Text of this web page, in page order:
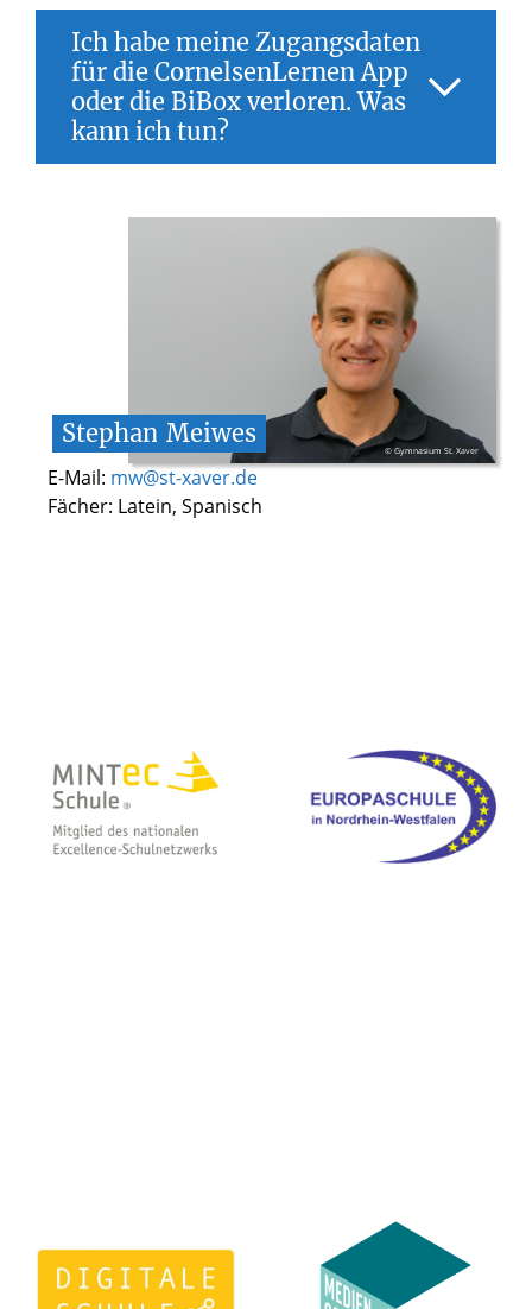
Überprüfe zunächst, ob du dich mit
den von der Schule erhaltenen
Zugangsdaten eingeloggt hast und
nicht z.B. mit deiner privaten
Logge dich sowohl in der App als auch
im Internetbrowser des jeweiligen
Verlags ein und schau, ob die
gesuchten eBooks dort vorhanden
Starte dein iPad neu und versuche
Schritt 2 und 3 erneut.
Hilft das nicht, wende dich bitte an
Herrn Meiwes.
Ich habe meine Zugangsdaten
für die CornelsenLernen App
oder die BiBox verloren. Was
kann ich tun?
Meiwes auf und sichere deine
Zugangsdaten zukünftig bitte mehrfach
© Gymnasium St. Xaver
Stephan Meiwes
E-Mail: mw@st-xaver.de
Fächer: Latein, Spanisch